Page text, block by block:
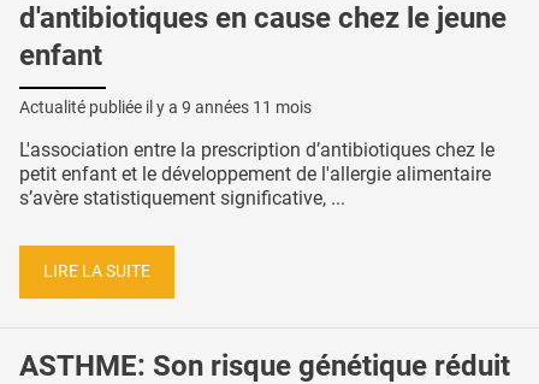
d'antibiotiques en cause chez le jeune
enfant
Actualité publiée il y a 9 années 11 mois
L'association entre la prescription d’antibiotiques chez le
petit enfant et le développement de l'allergie alimentaire
s’avère statistiquement significative, ...
LIRE LA SUITE
ASTHME: Son risque génétique réduit